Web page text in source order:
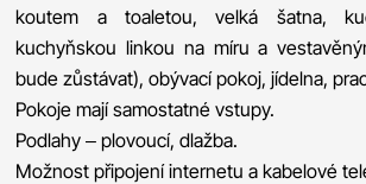
koutem a toaletou, velká šatna,
kuchyňskou linkou na míru a
bude zůstávat), obývací pokoj, jídelna,
Pokoje mají samostatné vstupy.
Podlahy – plovoucí, dlažba.
Možnost připojení internetu a kabelové